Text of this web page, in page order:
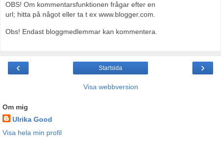
OBS! Om kommentarsfunktionen frågar efter en
url; hitta på något eller ta t ex www.blogger.com.
Obs! Endast bloggmedlemmar kan kommentera.
‹ ›
Startsida
Visa webbversion
Om mig
Ulrika Good
Visa hela min profil